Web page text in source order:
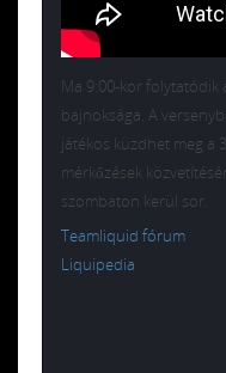
Ma 9:00-kor folytatódik
bajnoksága. A
játékos küzdhet meg a
mérkőzések
szombaton kerül sor.
Teamliquid fórum
Liquipedia